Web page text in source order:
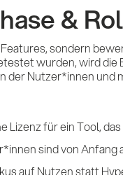
&
sondern
wurden, wird
der Nutzer*innen
Lizenz für ein Tool,
sind von Anfang
auf Nutzen statt